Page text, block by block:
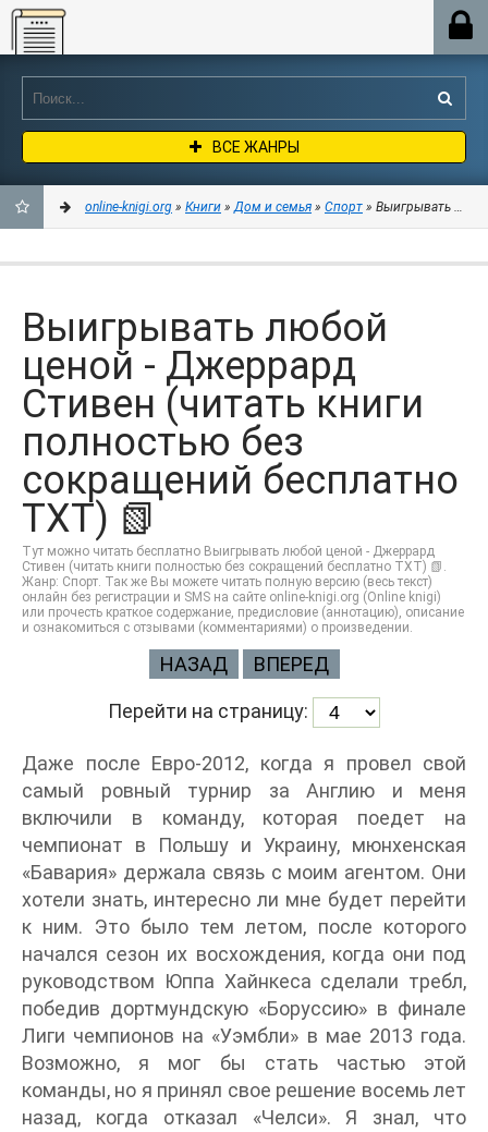
Online-knigi.org
ВСЕ ЖАНРЫ
ЗАКЛАДКИ
online-knigi.org » Книги »Дом и семья » Спорт » Выигрывать
Выигрывать любой
ценой - Джеррард
Стивен (читать книги
полностью без
сокращений бесплатно
TXT) 📗
Тут можно читать бесплатно Выигрывать любой ценой - Джеррард
Стивен (читать книги полностью без сокращений бесплатно TXT) 📗.
Жанр: Спорт. Так же Вы можете читать полную версию (весь текст)
онлайн без регистрации и SMS на сайте online-knigi.org (Online knigi)
или прочесть краткое содержание, предисловие (аннотацию), описание
и ознакомиться с отзывами (комментариями) о произведении.
НАЗАД ВПЕРЕД
Перейти на страницу:
Даже после Евро-2012, когда я провел свой
самый ровный турнир за Англию и меня
включили в команду, которая поедет на
чемпионат в Польшу и Украину, мюнхенская
«Бавария» держала связь с моим агентом. Они
хотели знать, интересно ли мне будет перейти
к ним. Это было тем летом, после которого
начался сезон их восхождения, когда они под
руководством Юппа Хайнкеса сделали требл,
победив дортмундскую «Боруссию» в финале
Лиги чемпионов на «Уэмбли» в мае 2013 года.
Возможно, я мог бы стать частью этой
команды, но я принял свое решение восемь лет
назад, когда отказал «Челси». Я знал, что